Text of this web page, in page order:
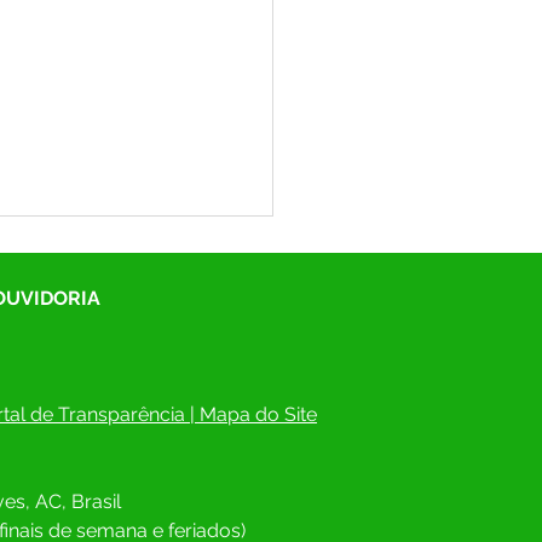
erosão no Cemitério
de Transparência | Mapa do Site
AC, Brasil
de semana e feriados)